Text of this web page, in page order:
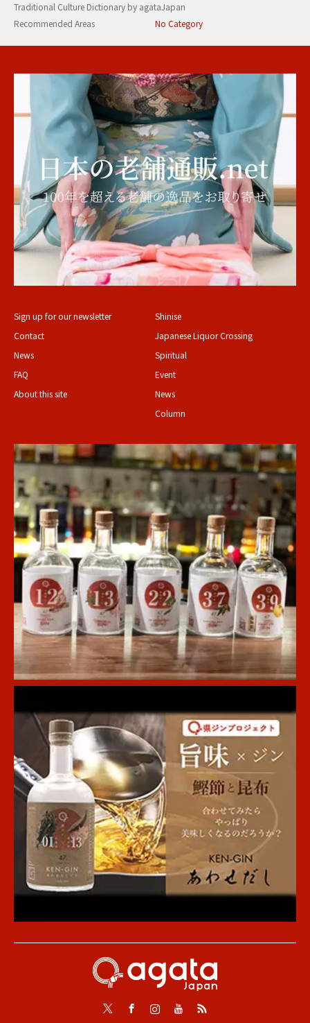
Traditional Culture Dictionary by agataJapan
Recommended Areas
No Category
Sign up for our newsletter
Contact
News
FAQ
About this site
Shinise
Japanese Liquor Crossing
Spiritual
Event
News
Column
InstagramYoutube
RSS